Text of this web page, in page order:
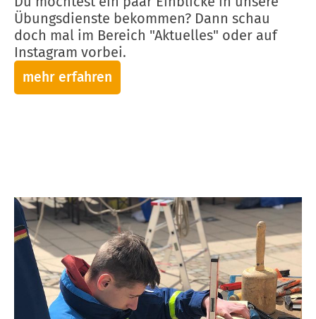
Übungsdienste bekommen? Dann schau
doch mal im Bereich "Aktuelles" oder auf
Instagram vorbei.
mehr erfahren